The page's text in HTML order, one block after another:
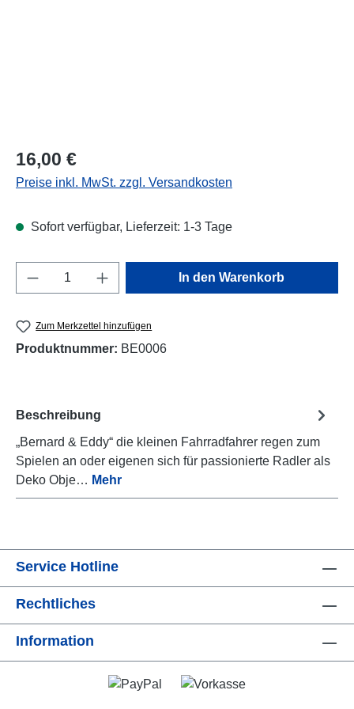
Regulärer Preis:
16,00 €
Preise inkl. MwSt. zzgl. Versandkosten
Sofort verfügbar, Lieferzeit: 1-3 Tage
Produkt Anzahl: Gib den gewünschten
In den Warenkorb
Zum Merkzettel hinzufügen
Produktnummer: BE0006
Beschreibung
„Bernard & Eddy“ die kleinen Fahrradfahrer regen zum
Spielen an oder eigenen sich für passionierte Radler als
Deko Obje… Mehr
Service Hotline
Rechtliches
Information